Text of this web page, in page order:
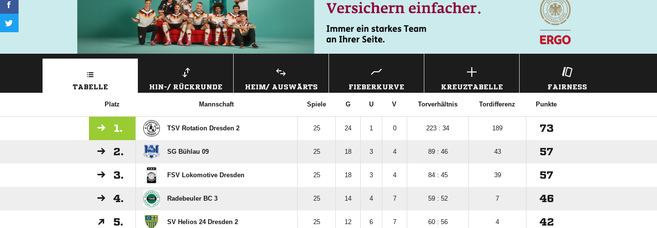
TABELLE HIN-/ RÜCKRUNDE HEIM/ AUSWÄRTS FIEBERKURVE KREUZTABELLE FAIRNESS
Platz Mannschaft Spiele G U V Torverhältnis Tordifferenz Punkte
1. TSV Rotation Dresden 2 25 24 1 0 223 : 34 189 73
2. SG Bühlau 09 25 18 3 4 89 : 46 43 57
3. FSV Lokomotive Dresden 25 18 3 4 84 : 45 39 57
4. Radebeuler BC 3 25 14 4 7 59 : 52 7 46
5. SV Helios 24 Dresden 2 25 12 6 7 60 : 56 4 42